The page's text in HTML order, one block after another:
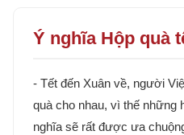
Ý nghĩa Hộp quà
- Tết đến Xuân về, người
quà cho nhau, vì thế những
nghĩa sẽ rất được ưa